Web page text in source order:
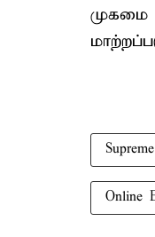
முகமை
Online